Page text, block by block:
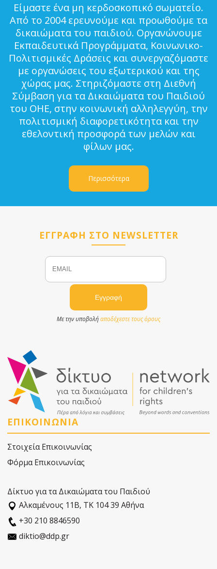
Είμαστε ένα μη κερδοσκοπικό σωματείο.
Από το 2004 ερευνούμε και προωθούμε τα
δικαιώματα του παιδιού. Οργανώνουμε
Εκπαιδευτικά Προγράμματα, Κοινωνικο-
Πολιτισμικές Δράσεις και συνεργαζόμαστε
με οργανώσεις του εξωτερικού και της
χώρας μας. Στηριζόμαστε στη Διεθνή
Σύμβαση για τα Δικαιώματα του Παιδιού
του ΟΗΕ, στην κοινωνική αλληλεγγύη, την
πολιτισμική διαφορετικότητα και την
εθελοντική προσφορά των μελών και
φίλων μας.
Περισσότερα
ΕΓΓΡΑΦΗ ΣΤΟ NEWSLETTER
Email
Με την υποβολήαποδέχεστε τους όρους
ΕΠΙΚΟΙΝΩΝΙΑ
Στοιχεία Επικοινωνίας
Φόρμα Επικοινωνίας
Δίκτυο για τα Δικαιώματα του Παιδιού
Αλκαµένους 11Β, ΤΚ 104 39 Αθήνα
+30 210 8846590
diktio@ddp.gr